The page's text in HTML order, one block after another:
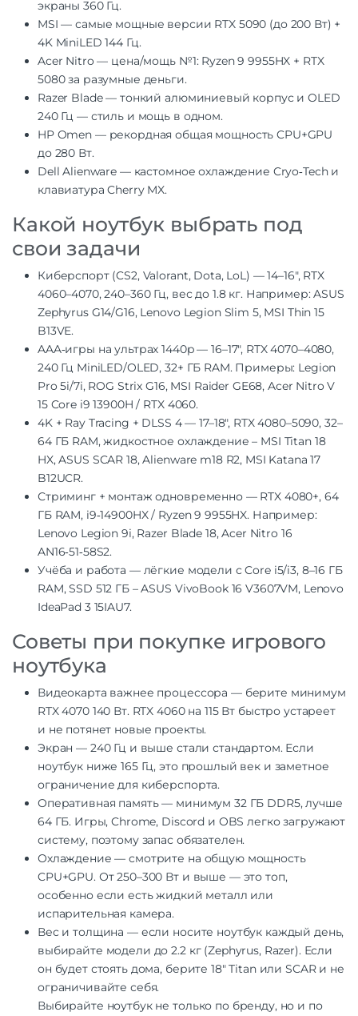
экраны 360 Гц.
MSI — самые мощные версии RTX 5090 (до 200 Вт) +
4K MiniLED 144 Гц.
Acer Nitro — цена/мощь №1: Ryzen 9 9955HX + RTX
5080 за разумные деньги.
Razer Blade — тонкий алюминиевый корпус и OLED
240 Гц — стиль и мощь в одном.
HP Omen — рекордная общая мощность CPU+GPU
до 280 Вт.
Dell Alienware — кастомное охлаждение Cryo‑Tech и
клавиатура Cherry MX.
Какой ноутбук выбрать под
свои задачи
Киберспорт (CS2, Valorant, Dota, LoL) — 14–16″, RTX
4060–4070, 240–360 Гц, вес до 1.8 кг. Например: ASUS
Zephyrus G14/G16, Lenovo Legion Slim 5, MSI Thin 15
B13VE.
AAA‑игры на ультрах 1440p — 16–17″, RTX 4070–4080,
240 Гц MiniLED/OLED, 32+ ГБ RAM. Примеры: Legion
Pro 5i/7i, ROG Strix G16, MSI Raider GE68, Acer Nitro V
15 Core i9 13900H / RTX 4060.
4K + Ray Tracing + DLSS 4 — 17–18″, RTX 4080–5090, 32–
64 ГБ RAM, жидкостное охлаждение – MSI Titan 18
HX, ASUS SCAR 18, Alienware m18 R2, MSI Katana 17
B12UCR.
Стриминг + монтаж одновременно — RTX 4080+, 64
ГБ RAM, i9‑14900HX / Ryzen 9 9955HX. Например:
Lenovo Legion 9i, Razer Blade 18, Acer Nitro 16
AN16‑51‑58S2.
Учёба и работа — лёгкие модели с Core i5/i3, 8–16 ГБ
RAM, SSD 512 ГБ – ASUS VivoBook 16 V3607VM, Lenovo
IdeaPad 3 15IAU7.
Советы при покупке игрового
ноутбука
Видеокарта важнее процессора — берите минимум
RTX 4070 140 Вт. RTX 4060 на 115 Вт быстро устареет
и не потянет новые проекты.
Экран — 240 Гц и выше стали стандартом. Если
ноутбук ниже 165 Гц, это прошлый век и заметное
ограничение для киберспорта.
Оперативная память — минимум 32 ГБ DDR5, лучше
64 ГБ. Игры, Chrome, Discord и OBS легко загружают
систему, поэтому запас обязателен.
Охлаждение — смотрите на общую мощность
CPU+GPU. От 250–300 Вт и выше — это топ,
особенно если есть жидкий металл или
испарительная камера.
Вес и толщина — если носите ноутбук каждый день,
выбирайте модели до 2.2 кг (Zephyrus, Razer). Если
он будет стоять дома, берите 18″ Titan или SCAR и не
ограничивайте себя.
Выбирайте ноутбук не только по бренду, но и по